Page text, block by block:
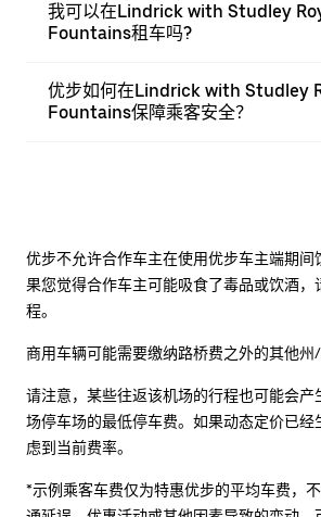
我可以在Lindrick with Studley
Fountains租车吗?
优步如何在Lindrick with Studley
Fountains保障乘客安全？
优步不允许合作车主在使用优步车主端期间
果您觉得合作车主可能吸食了毒品或饮酒，
程。
商用车辆可能需要缴纳路桥费之外的其他州/
请注意，某些往返该机场的行程也可能会产
场停车场的最低停车费。如果动态定价已经
虑到当前费率。
*示例乘客车费仅为特惠优步的平均车费，